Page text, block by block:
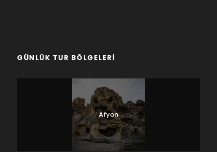
GÜNLÜK TUR BÖLGELERI
Afyon